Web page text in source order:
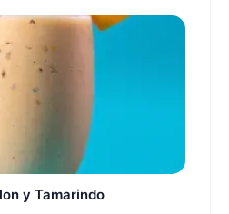
y Tamarindo